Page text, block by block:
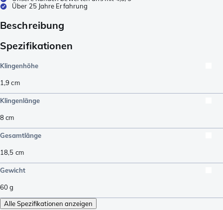
Über 25 Jahre Erfahrung
Beschreibung
Spezifikationen
Klingenhöhe
1,9 cm
Klingenlänge
8cm
Gesamtlänge
18,5 cm
Gewicht
60g
Alle Spezifikationen anzeigen